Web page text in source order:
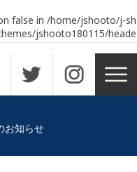
false in /home/jshooto/j-sh
jshooto180115/heade
お知らせ